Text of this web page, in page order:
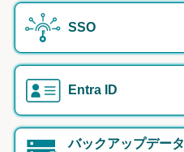
SSO
Entra ID
バックアップデータ